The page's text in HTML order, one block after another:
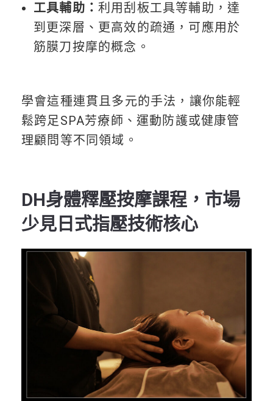
工具輔助： 利用刮板工具等輔助，達
到更深層、更高效的疏通，可應用於
筋膜刀按摩的概念。
學會這種連貫且多元的手法，讓你能輕
鬆跨足SPA芳療師、運動防護或健康管
理顧問等不同領域。
DH身體釋壓按摩課程，市場
少見日式指壓技術核心